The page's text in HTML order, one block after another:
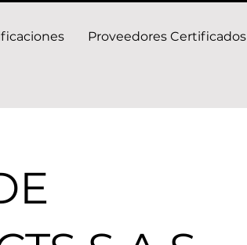
Proveedores Certificados